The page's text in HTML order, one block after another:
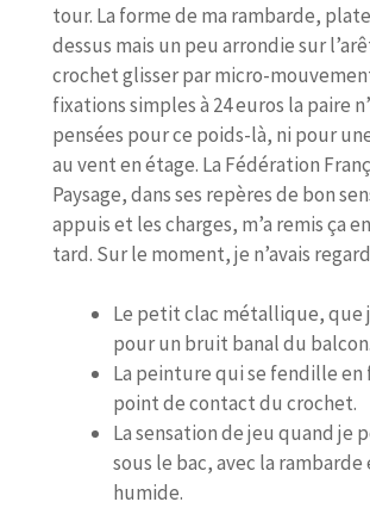
tour. La forme de ma rambarde,
dessus mais un peu arrondie sur
crochet glisser par micro-
fixations simples à 24 euros la paire
pensées pour ce poids-là, ni pour
au vent en étage. La Fédération
Paysage, dans ses repères de bon
appuis et les charges, m’a remis ça
tard. Sur le moment, je n’avais
Le petit clac métallique, que
pour un bruit banal du balcon.
La peinture qui se fendille en
point de contact du crochet.
La sensation de jeu quand je
sous le bac, avec la rambarde
humide.